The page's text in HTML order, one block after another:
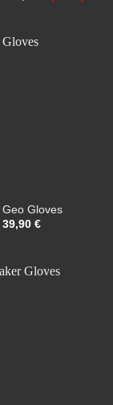
Preis
Geo Gloves
39,90 €